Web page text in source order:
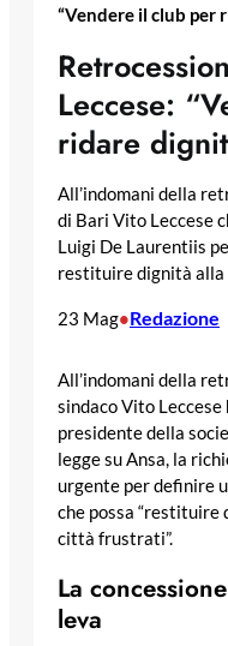
“Vendere il club per
Leccese:
ridare
All’indomani della
di Bari Vito Leccese
Luigi De Laurentiis
restituire dignità
23 Mag•Redazione
All’indomani della
sindaco Vito
presidente della
legge su Ansa, la
urgente per definire
che possa “restituire
città frustrati”.
La
leva